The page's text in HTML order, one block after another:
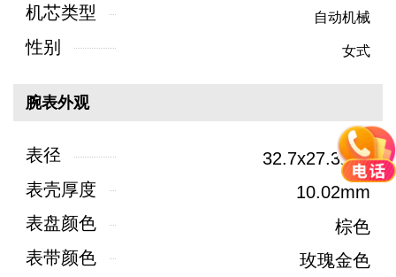
机芯类型 自动机械
性别 女式
腕表外观
表径
32.7x27.3mm
表壳厚度
10.02mm
表盘颜色
棕色
表带颜色
玫瑰金色